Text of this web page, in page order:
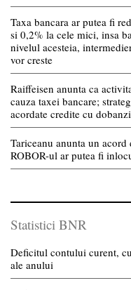
Taxa bancara ar putea fi
si 0,2% la cele mici, insa
nivelul acesteia,
vor creste
Raiffeisen anunta ca
cauza taxei bancare;
acordate credite cu
Tariceanu anunta un
ROBOR-ul ar putea fi
Statistici BNR
Deficitul contului curent,
ale anului